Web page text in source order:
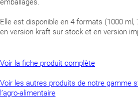
emballages.
Elle est disponible en 4 formats (1000 ml,
en version kraft sur stock et en version
Voir la fiche produit complète
Voir les autres produits de notre gamme
l’agro-alimentaire